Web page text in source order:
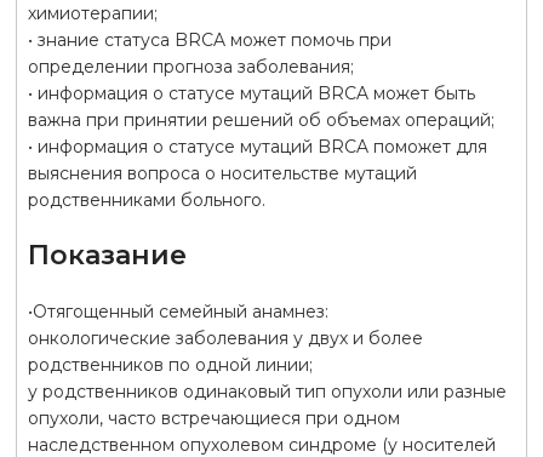
химиотерапии;
• знание статуса BRCA может помочь при
определении прогноза заболевания;
• информация о статусе мутаций BRCA может быть
важна при принятии решений об объемах операций;
• информация о статусе мутаций BRCA поможет для
выяснения вопроса о носительстве мутаций
родственниками больного.
Показание
•Отягощенный семейный анамнез:
онкологические заболевания у двух и более
родственников по одной линии;
у родственников одинаковый тип опухоли или разные
опухоли, часто встречающиеся при одном
наследственном опухолевом синдроме (у носителей